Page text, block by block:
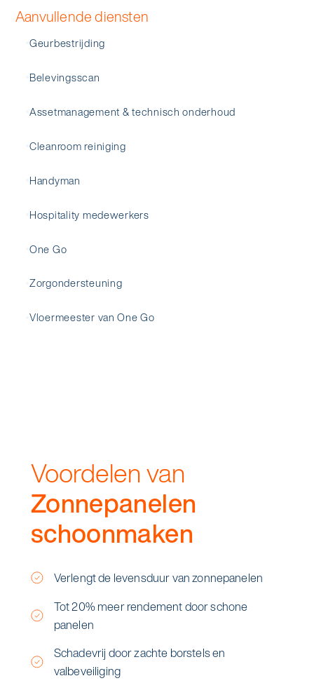
Aanvullende diensten
Geurbestrijding
Belevingsscan
Assetmanagement & technisch onderhoud
Cleanroom reiniging
Handyman
Hospitality medewerkers
One Go
Zorgondersteuning
Vloermeester van One Go
Voordelen van
Zonnepanelen
schoonmaken
Verlengt de levensduur van zonnepanelen
Tot 20% meer rendement door schone
panelen
Schadevrij door zachte borstels en
valbeveiliging